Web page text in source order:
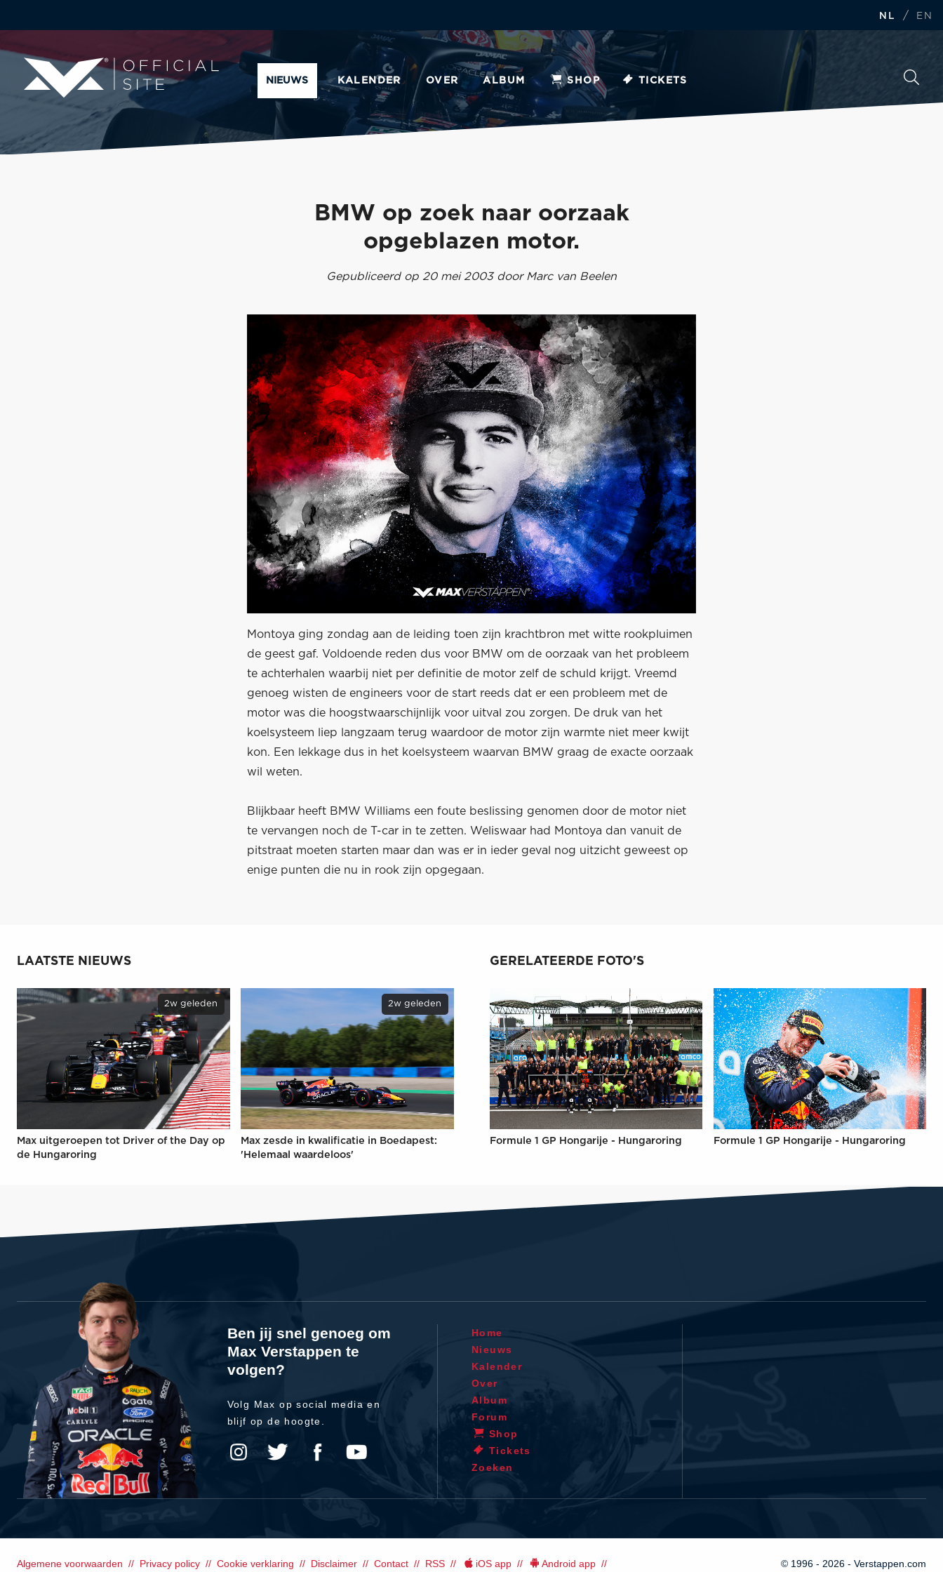
NL / EN
NIEUWS KALENDER OVER ALBUM SHOP TICKETS
BMW op zoek naar oorzaak
opgeblazen motor.
Gepubliceerd op 20 mei 2003 door Marc van Beelen
Montoya ging zondag aan de leiding toen zijn krachtbron met witte rookpluimen
de geest gaf. Voldoende reden dus voor BMW om de oorzaak van het probleem
te achterhalen waarbij niet per definitie de motor zelf de schuld krijgt. Vreemd
genoeg wisten de engineers voor de start reeds dat er een probleem met de
motor was die hoogstwaarschijnlijk voor uitval zou zorgen. De druk van het
koelsysteem liep langzaam terug waardoor de motor zijn warmte niet meer kwijt
kon. Een lekkage dus in het koelsysteem waarvan BMW graag de exacte oorzaak
wil weten.
Blijkbaar heeft BMW Williams een foute beslissing genomen door de motor niet
te vervangen noch de T-car in te zetten. Weliswaar had Montoya dan vanuit de
pitstraat moeten starten maar dan was er in ieder geval nog uitzicht geweest op
enige punten die nu in rook zijn opgegaan.
LAATSTE NIEUWS
2w geleden
Max uitgeroepen tot Driver of the Day op
de Hungaroring
2w geleden
Max zesde in kwalificatie in Boedapest:
'Helemaal waardeloos'
GERELATEERDE FOTO'S
Formule 1 GP Hongarije - Hungaroring Formule 1 GP Hongarije - Hungaroring
Ben jij snel genoeg om
Max Verstappen te
volgen?
Volg Max op social media en
blijf op de hoogte.
Home
Nieuws
Kalender
Over
Album
Forum
Shop
Tickets
Zoeken
Algemene voorwaarden Privacy policy Cookie verklaring Disclaimer Contact RSS iOS app Android app © 1996 - 2026 - Verstappen.com